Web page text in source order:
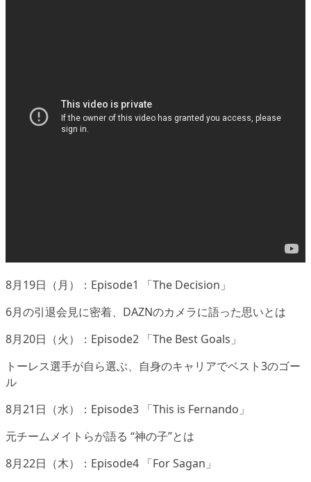
8月19日（月）：Episode1 「The Decision」
6月の引退会見に密着、DAZNのカメラに語った思いとは
8月20日（火）：Episode2 「The Best Goals」
トーレス選手が自ら選ぶ、自身のキャリアでベスト3のゴー
ル
8月21日（水）：Episode3 「This is Fernando」
元チームメイトらが語る “神の子”とは
8月22日（木）：Episode4 「For Sagan」